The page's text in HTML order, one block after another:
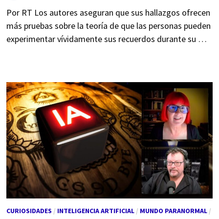
Por RT Los autores aseguran que sus hallazgos ofrecen
más pruebas sobre la teoría de que las personas pueden
experimentar vívidamente sus recuerdos durante su …
CURIOSIDADES / INTELIGENCIA ARTIFICIAL/ MUNDO PARANORMAL/